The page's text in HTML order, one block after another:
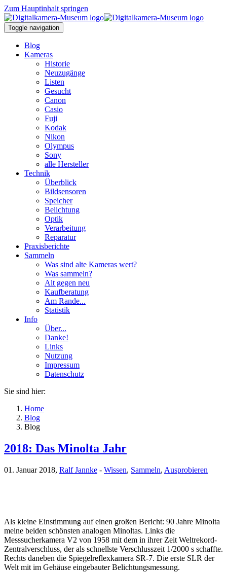
Zum Hauptinhalt springen
Toggle navigation
Blog
Kameras
Historie
Neuzugänge
Listen
Gesucht
Canon
Casio
Fuji
Kodak
Nikon
Olympus
Sony
alle Hersteller
Technik
Überblick
Bildsensoren
Speicher
Belichtung
Optik
Verarbeitung
Reparatur
Praxisberichte
Sammeln
Was sind alte Kameras wert?
Was sammeln?
Alt gegen neu
Kaufberatung
Am Rande...
Statistik
Info
Über...
Danke!
Links
Nutzung
Impressum
Datenschutz
Sie sind hier:
Home
Blog
Blog
2018: Das Minolta Jahr
01. Januar 2018, Ralf Jannke - Wissen, Sammeln, Ausprobieren
Als kleine Einstimmung auf einen großen Bericht: 90 Jahre Minolta
meine beiden schönsten analogen Minoltas. Links die
Messsucherkamera V2 von 1958 mit dem in ihrer Zeit Weltrekord-
Zentralverschluss, der als schnellste Verschlusszeit 1/2000 s schaffte.
Rechts daneben die Spiegelreflexkamera SR-7. Die erste SLR der
Welt mit im Gehäuse eingebauter Belichtungsmessung.